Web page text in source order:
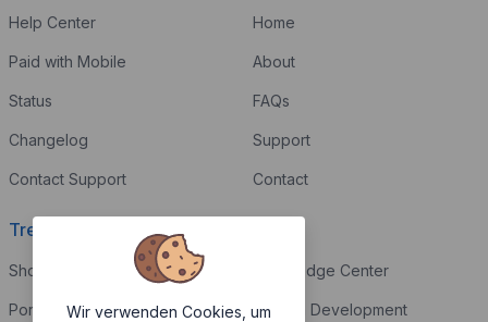
Help Center
Paid with Mobile
Status
Changelog
Contact Support
Home
About
FAQs
Support
Contact
Trending
Shop
Portfolio
Knowledge Center
Custom Development
Wir verwenden Cookies, um